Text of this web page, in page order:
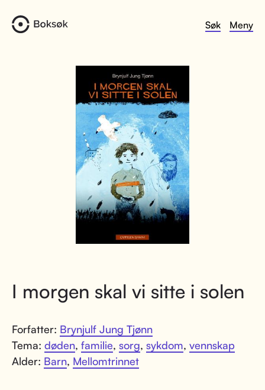
Søk Meny
I morgen skal vi sitte i solen
Forfatter: Brynjulf Jung Tjønn
Tema: døden, familie, sorg, sykdom, vennskap
Alder: Barn, Mellomtrinnet